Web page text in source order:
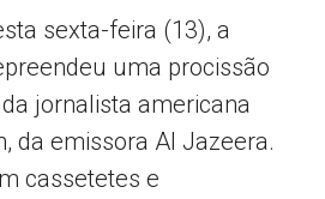
sexta-feira (13), a
uma procissão
jornalista americana
da emissora Al Jazeera.
cassetetes e